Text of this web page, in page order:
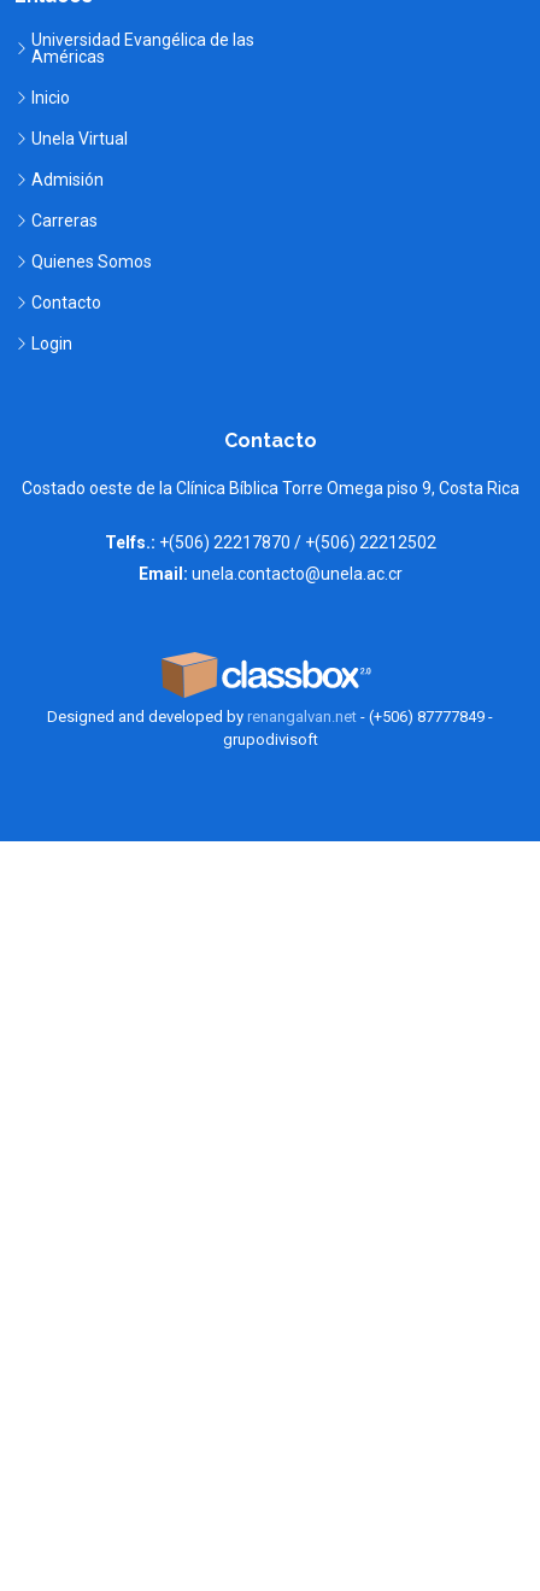
Universidad Evangélica de las
Américas
Inicio
Unela Virtual
Admisión
Carreras
Quienes Somos
Contacto
Login
Contacto
Costado oeste de la Clínica Bíblica Torre Omega piso 9, Costa Rica
Telfs.: +(506) 22217870 / +(506) 22212502
Email: unela.contacto@unela.ac.cr
Designed and developed by renangalvan.net - (+506) 87777849 -
grupodivisoft